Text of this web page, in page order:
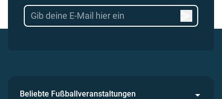
Beliebte Fußballveranstaltungen